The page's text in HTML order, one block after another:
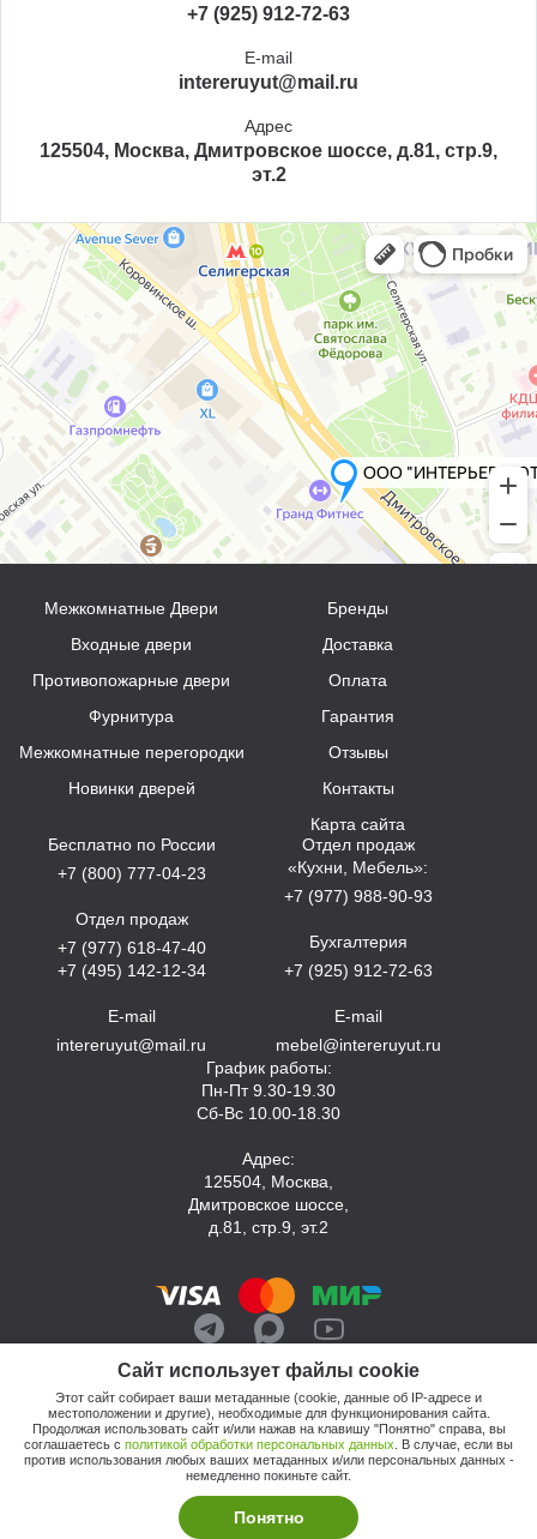
+7 (925) 912-72-63
E-mail
intereruyut@mail.ru
Адрес
125504, Москва, Дмитровское шоссе, д.81, стр.9,
эт.2
Сайт использует файлы cookie
Этот сайт собирает ваши метаданные (cookie, данные об IP-адресе и
местоположении и другие), необходимые для функционирования сайта.
Продолжая использовать сайт и/или нажав на клавишу "Понятно" справа, вы
соглашаетесь с политикой обработки персональных данных . В случае, если вы
против использования любых ваших метаданных и/или персональных данных -
немедленно покиньте сайт.
Понятно
Межкомнатные Двери
Входные двери
Противопожарные двери
Фурнитура
Межкомнатные перегородки
Новинки дверей
Бренды
Доставка
Оплата
Гарантия
Отзывы
Контакты
Карта сайта
Бесплатно по России
+7 (800) 777-04-23
Отдел продаж
+7 (977) 618-47-40
+7 (495) 142-12-34
E-mail
intereruyut@mail.ru
Отдел продаж
«Кухни, Мебель»:
+7 (977) 988-90-93
Бухгалтерия
+7 (925) 912-72-63
E-mail
mebel@intereruyut.ru
График работы:
Пн-Пт 9.30-19.30
Сб-Вс 10.00-18.30
Адрес:
125504, Москва,
Дмитровское шоссе,
д.81, стр.9, эт.2
© 2026, Компания «Интерьер Уют»
Политика обработки персональных данных
Этот сайт продвигает: Кузнецов Анатолий